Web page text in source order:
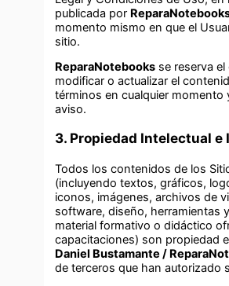
publicada por
momento mismo en que el
sitio.
ReparaNotebooks se reserva
modificar o actualizar el
términos en cualquier momento
aviso.
3. Propiedad Intelectual e
Todos los contenidos de los
(incluyendo textos, gráficos,
iconos, imágenes, archivos de
software, diseño, herramientas
material formativo o didáctico
capacitaciones) son propiedad
Daniel Bustamante /
de terceros que han autorizado